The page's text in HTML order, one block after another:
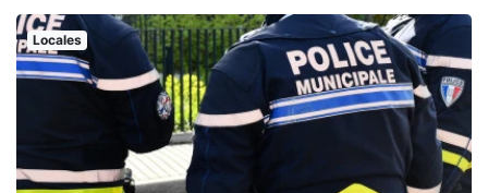
Locales